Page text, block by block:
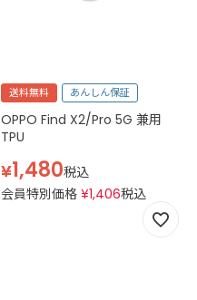
送料無料 あんしん保証
OPPO Find X2/Pro 5G 兼用
TPU
¥1,480税込
会員特別価格 ¥1,406税込